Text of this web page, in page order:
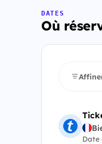
DATES
Où
Date